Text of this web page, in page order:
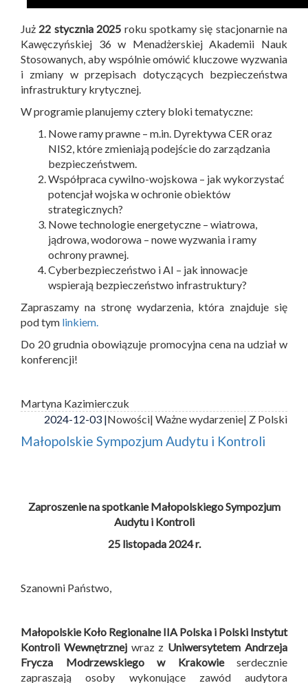
Już 22 stycznia 2025 roku spotkamy się stacjonarnie na
Kawęczyńskiej 36 w Menadżerskiej Akademii Nauk
Stosowanych, aby wspólnie omówić kluczowe wyzwania
i zmiany w przepisach dotyczących bezpieczeństwa
infrastruktury krytycznej.
W programie planujemy cztery bloki tematyczne:
Nowe ramy prawne – m.in. Dyrektywa CER oraz
NIS2, które zmieniają podejście do zarządzania
bezpieczeństwem.
Współpraca cywilno-wojskowa – jak wykorzystać
potencjał wojska w ochronie obiektów
strategicznych?
Nowe technologie energetyczne – wiatrowa,
jądrowa, wodorowa – nowe wyzwania i ramy
ochrony prawnej.
Cyberbezpieczeństwo i AI – jak innowacje
wspierają bezpieczeństwo infrastruktury?
Zapraszamy na stronę wydarzenia, która znajduje się
pod tym linkiem.
Do 20 grudnia obowiązuje promocyjna cena na udział w
konferencji!
Martyna Kazimierczuk
2024-12-03 |Nowości| Ważne wydarzenie| Z Polski
Małopolskie Sympozjum Audytu i Kontroli
Zaproszenie na spotkanie Małopolskiego Sympozjum
Audytu i Kontroli
25 listopada 2024 r.
Szanowni Państwo,
Małopolskie Koło Regionalne IIA Polska i Polski Instytut
Kontroli Wewnętrznejwraz z Uniwersytetem Andrzeja
Frycza Modrzewskiego w Krakowieserdecznie
zapraszają osoby wykonujące zawód audytora